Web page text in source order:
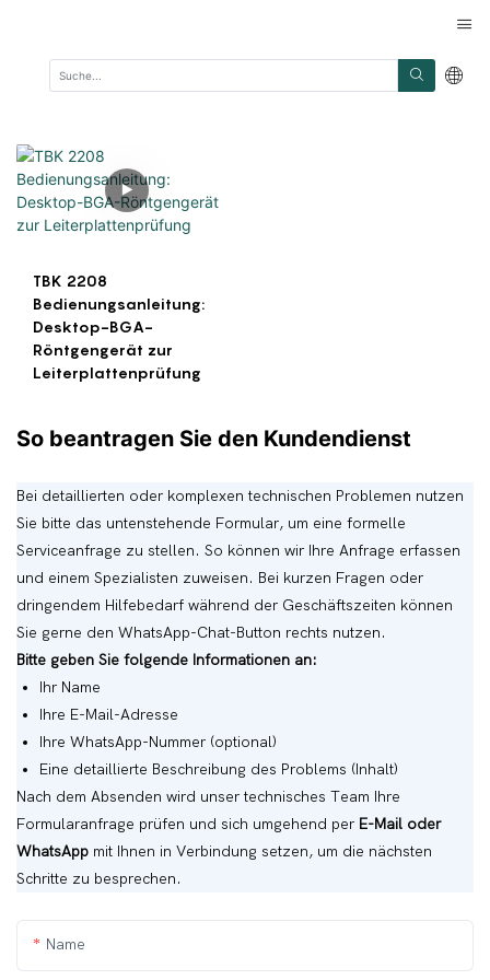
TBK 2208
Bedienungsanleitung:
Desktop-BGA-
Röntgengerät zur
Leiterplattenprüfung
So beantragen Sie den Kundendienst
Bei detaillierten oder komplexen technischen Problemen nutzen
Sie bitte das untenstehende Formular, um eine formelle
Serviceanfrage zu stellen. So können wir Ihre Anfrage erfassen
und einem Spezialisten zuweisen. Bei kurzen Fragen oder
dringendem Hilfebedarf während der Geschäftszeiten können
Sie gerne den WhatsApp-Chat-Button rechts nutzen.
Bitte geben Sie folgende Informationen an:
Ihr Name
Ihre E-Mail-Adresse
Ihre WhatsApp-Nummer (optional)
Eine detaillierte Beschreibung des Problems (Inhalt)
Nach dem Absenden wird unser technisches Team Ihre
Formularanfrage prüfen und sich umgehend per E-Mail oder
WhatsApp mit Ihnen in Verbindung setzen, um die nächsten
Schritte zu besprechen.
Name